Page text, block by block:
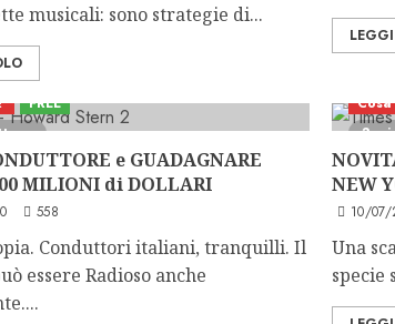
musicali: sono strategie di...
FREE
e GUADAGNARE
MILIONI di DOLLARI
0 558
Conduttori italiani, tranquilli. Il
essere Radioso anche
3
NEW
10/07/
Una
specie